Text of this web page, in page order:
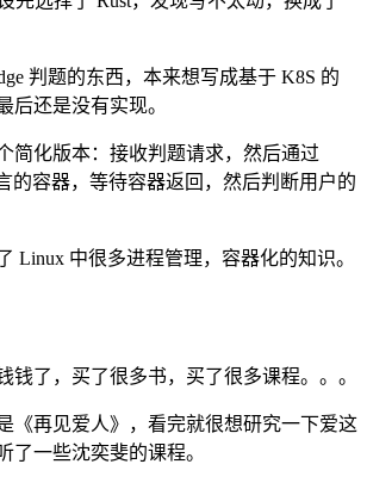
判题的东西，本来想写成基于 K8S 的
后还是没有实现。
简化版本：接收判题请求，然后通过
的容器，等待容器返回，然后判断用户的
Linux 中很多进程管理，容器化的知识。
钱了，买了很多书，买了很多课程。。。
《再见爱人》，看完就很想研究一下爱这
了一些沈奕斐的课程。